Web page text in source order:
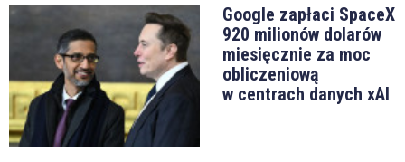
Google zapłaci SpaceX
920 milionów dolarów
miesięcznie za moc
obliczeniową
w centrach danych xAI